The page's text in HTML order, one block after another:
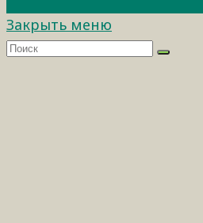
Закрыть меню